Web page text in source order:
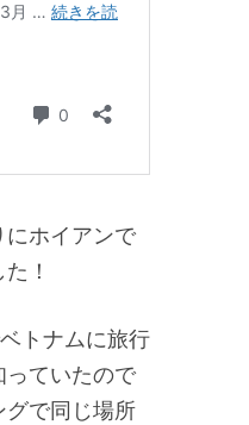
にホイアンで
！
トナムに旅行
っていたので
で同じ場所